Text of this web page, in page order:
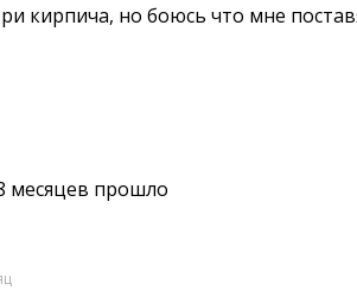
кирпича, но боюсь что мне
месяцев прошло